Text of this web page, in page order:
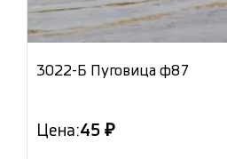
3022-Б Пуговица ф87
Цена:45 ₽